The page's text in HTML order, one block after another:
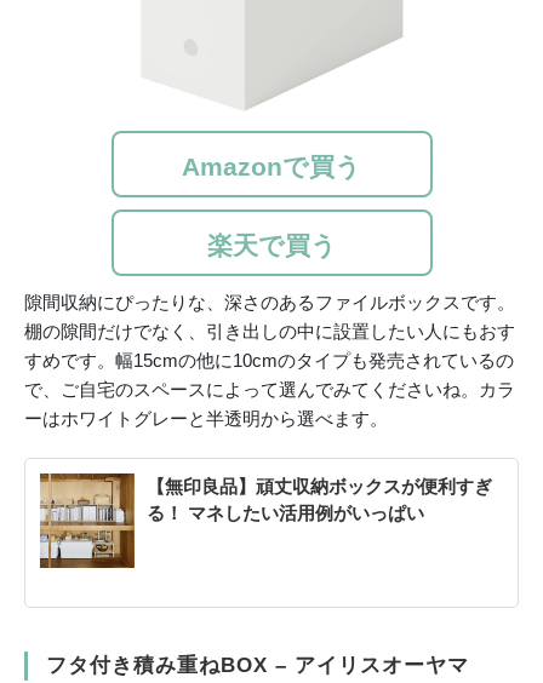
Amazonで買う
楽天で買う
隙間収納にぴったりな、深さのあるファイルボックスです。
棚の隙間だけでなく、引き出しの中に設置したい人にもおす
すめです。幅15cmの他に10cmのタイプも発売されているの
で、ご自宅のスペースによって選んでみてくださいね。カラ
ーはホワイトグレーと半透明から選べます。
【無印良品】頑丈収納ボックスが便利すぎ
る！ マネしたい活用例がいっぱい
フタ付き積み重ねBOX – アイリスオーヤマ